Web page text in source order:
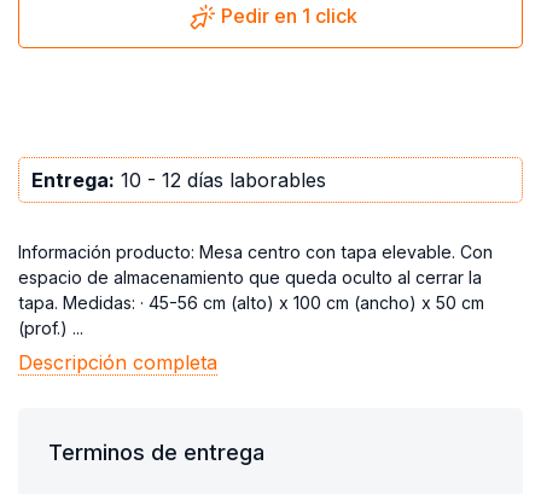
Pedir en 1 click
Entrega: 10 - 12 días laborables
Información producto: Mesa centro con tapa elevable. Con
espacio de almacenamiento que queda oculto al cerrar la
tapa. Medidas: · 45-56 cm (alto) x 100 cm (ancho) x 50 cm
(prof.) ...
Descripción completa
Terminos de entrega